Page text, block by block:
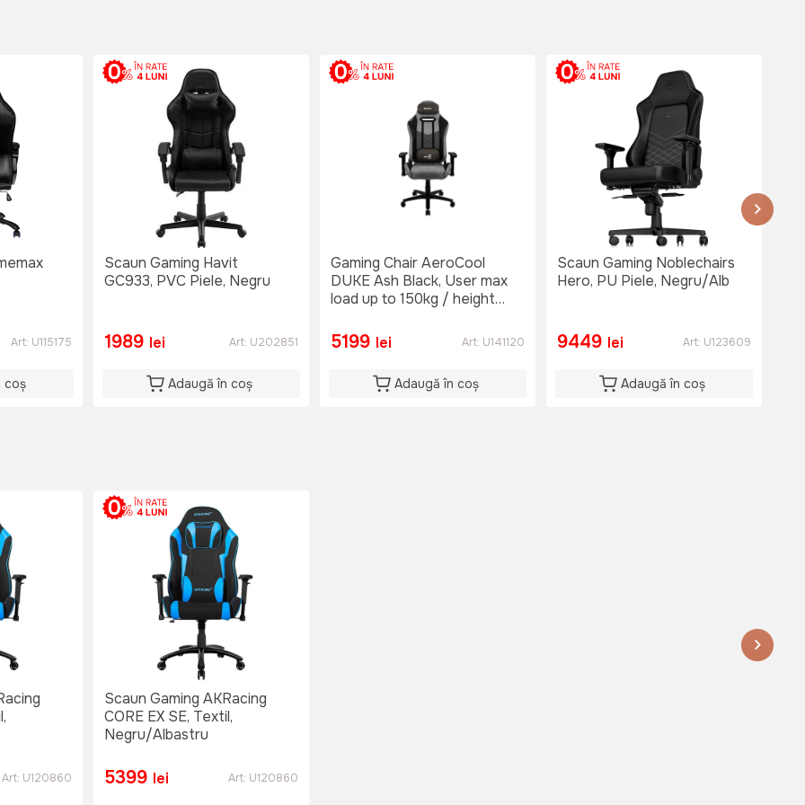
Art: U115175
coș
Scaun Gaming Havit
GC933, PVC Piele, Negru
1989 lei Art: U202851
Adaugă în coș
Gaming Chair AeroCool
DUKE Ash Black, User max
load up to 150kg / height
5199 lei Art: U141120
Adaugă în coș
Scaun Gaming Noblechairs
Hero, PU Piele, Negru/Alb
9449 lei Art: U123609
Adaugă în coș
Art: U120860
Scaun Gaming AKRacing
CORE EX SE, Textil,
Negru/Albastru
5399 lei Art: U120860